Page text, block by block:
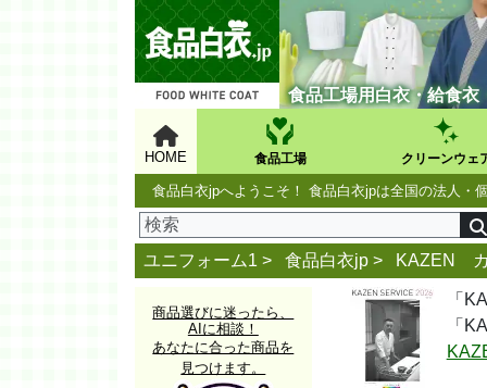
食品工場用白衣・給食衣
HOME 食品工場 クリーンウェ
食品白衣jpへようこそ！ 食品白衣jpは全国の法人・
ユニフォーム1 > 食品白衣jp > KAZEN
商品選びに迷ったら、
AIに相談！
あなたに合った商品を
見つけます。
「
「